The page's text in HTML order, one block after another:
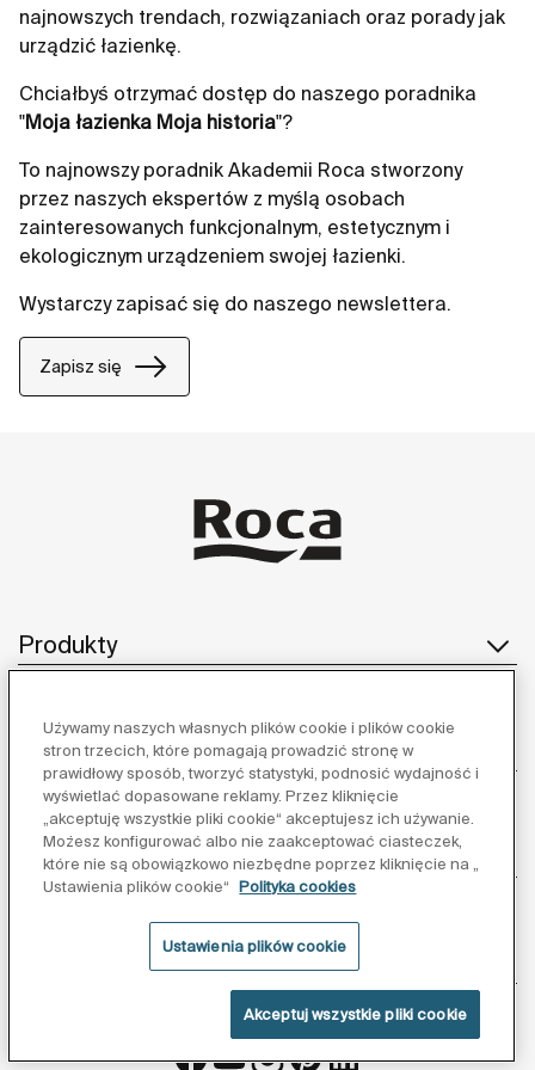
łazienkach, zapewniając jednocześnie maksymalną
funkcjonalność i estetykę.
najnowszych trendach, rozwiązaniach oraz porady jak
urządzić łazienkę.
Chciałbyś otrzymać dostęp do naszego poradnika
"Moja łazienka Moja historia"?
To najnowszy poradnik Akademii Roca stworzony
przez naszych ekspertów z myślą osobach
zainteresowanych funkcjonalnym, estetycznym i
ekologicznym urządzeniem swojej łazienki.
Wystarczy zapisać się do naszego newslettera.
Zapisz się
Produkty
Obsługa klienta
O nas
Obserwuj nas:
Używamy naszych własnych plików cookie i plików cookie
stron trzecich, które pomagają prowadzić stronę w
prawidłowy sposób, tworzyć statystyki, podnosić wydajność i
wyświetlać dopasowane reklamy. Przez kliknięcie
„akceptuję wszystkie pliki cookie“ akceptujesz ich używanie.
Możesz konfigurować albo nie zaakceptować ciasteczek,
które nie są obowiązkowo niezbędne poprzez kliknięcie na „
Ustawienia plików cookie“
Polityka cookies
Ustawienia plików cookie
Akceptuj wszystkie pliki cookie